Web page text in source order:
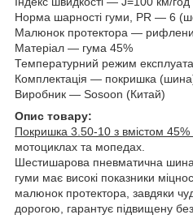
Норма шарності гуми, PR — 6
Малюнок протектора —
Матеріал — гума 45%
Температурний режим
Комплектація — покришка
Виробник — Sosoon (Китай)
Опис товару:
Покришка 3.50-10 з вмістом 45%
мотоциклах та мопедах.
Шестишарова пневматична
гуми має високі показники
малюнок протектора, завдяки
дорогою, гарантує підвищену